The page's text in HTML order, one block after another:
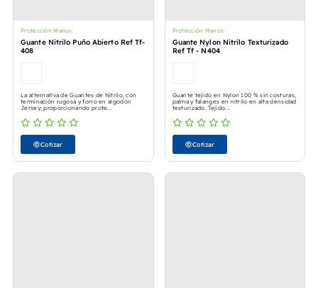
Protección Manos
Guante Nitrilo Puño Abierto Ref Tf-
408
La alternativa de Guantes de Nitrilo, con
terminación rugosa y forro en algodón
Jersey; proporcionando prote...
Cotizar
Protección Manos
Guante Nylon Nitrilo Texturizado
Ref Tf - N404
Guante tejido en Nylon 100 % sin costuras,
palma y falanges en nitrilo en alta densidad
texturizado. Tejido...
Cotizar